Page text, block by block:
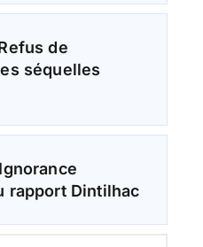
de
séquelles
rapport Dintilhac